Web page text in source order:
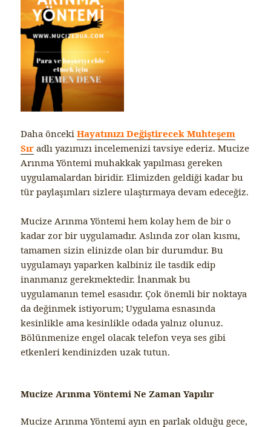
Daha öncekiHayatınızı Değiştirecek Muhteşem
Sır adlı yazımızı incelemenizi tavsiye ederiz. Mucize
Arınma Yöntemi muhakkak yapılması gereken
uygulamalardan biridir. Elimizden geldiği kadar bu
tür paylaşımları sizlere ulaştırmaya devam edeceğiz.
Mucize Arınma Yöntemi hem kolay hem de bir o
kadar zor bir uygulamadır. Aslında zor olan kısmı,
tamamen sizin elinizde olan bir durumdur. Bu
uygulamayı yaparken kalbiniz ile tasdik edip
inanmanız gerekmektedir. İnanmak bu
uygulamanın temel esasıdır. Çok önemli bir noktaya
da değinmek istiyorum; Uygulama esnasında
kesinlikle ama kesinlikle odada yalnız olunuz.
Bölünmenize engel olacak telefon veya ses gibi
etkenleri kendinizden uzak tutun.
Mucize Arınma Yöntemi Ne Zaman Yapılır
Mucize Arınma Yöntemi ayın en parlak olduğu gece,